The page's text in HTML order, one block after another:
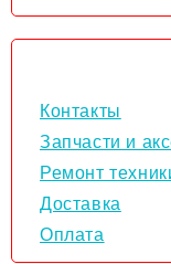
Контакты
Запчасти и
Ремонт
Доставка
Оплата